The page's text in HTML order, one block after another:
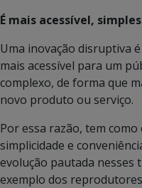
É mais acessível,
Uma inovação disruptiva
mais acessível para um
complexo, de forma que
novo produto ou serviço.
Por essa razão, tem
simplicidade e
evolução pautada nesses
exemplo dos